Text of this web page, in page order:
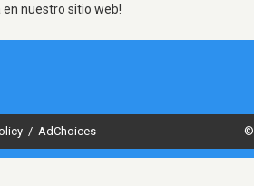
nuestro sitio web!
/ AdChoices ©